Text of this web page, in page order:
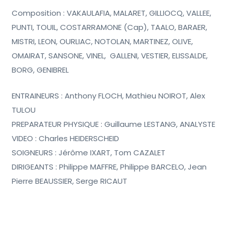
Composition : VAKAULAFIA, MALARET, GILLIOCQ, VALLEE,
PUNTI, TOUIL, COSTARRAMONE (Cap), TAALO, BARAER,
MISTRI, LEON, OURLIAC, NOTOLAN, MARTINEZ, OLIVE,
OMAIRAT, SANSONE, VINEL, GALLENI, VESTIER, ELISSALDE,
BORG, GENIBREL
ENTRAINEURS : Anthony FLOCH, Mathieu NOIROT, Alex
TULOU
PREPARATEUR PHYSIQUE : Guillaume LESTANG, ANALYSTE
VIDEO : Charles HEIDERSCHEID
SOIGNEURS : Jérôme IXART, Tom CAZALET
DIRIGEANTS : Philippe MAFFRE, Philippe BARCELO, Jean
Pierre BEAUSSIER, Serge RICAUT